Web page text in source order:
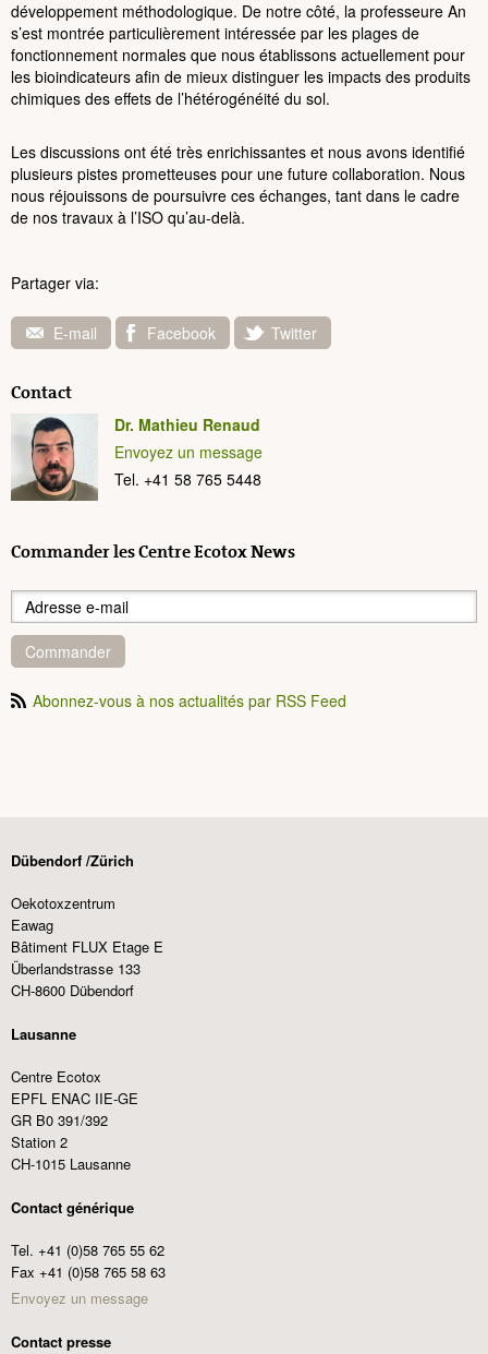
développement méthodologique. De notre côté, la professeure An
s’est montrée particulièrement intéressée par les plages de
fonctionnement normales que nous établissons actuellement pour
les bioindicateurs afin de mieux distinguer les impacts des produits
chimiques des effets de l’hétérogénéité du sol.
Les discussions ont été très enrichissantes et nous avons identifié
plusieurs pistes prometteuses pour une future collaboration. Nous
nous réjouissons de poursuivre ces échanges, tant dans le cadre
de nos travaux à l’ISO qu’au-delà.
Partager via:
E-mail Facebook Twitter
Contact
Dr. Mathieu Renaud
Envoyez un message
Tel. +41 58 765 5448
Commander les Centre Ecotox News
Commander
Abonnez-vous à nos actualités par RSS Feed
Dübendorf /Zürich
Oekotoxzentrum
Eawag
Bâtiment FLUX Etage E
Überlandstrasse 133
CH-8600 Dübendorf
Lausanne
Centre Ecotox
EPFL ENAC IIE-GE
GR B0 391/392
Station 2
CH-1015 Lausanne
Contact générique
Tel. +41 (0)58 765 55 62
Fax +41 (0)58 765 58 63
Envoyez un message
Contact presse